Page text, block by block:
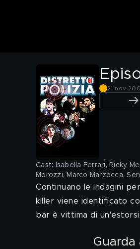
21 nov
Cast: Isabella Ferrari, Ricky
Morozzi, Marco Marzocca,
Continuano le indagini
killer viene identificato
bar è vittima di
Guarda